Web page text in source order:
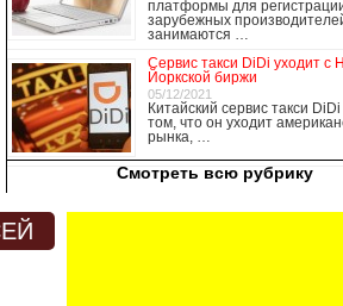
платформы для
зарубежных
занимаются …
Сервис такси DiDi уходит с
Йоркской биржи
05/12/2021
Китайский сервис такси
том, что он уходит
рынка, …
Смотреть всю рубрику